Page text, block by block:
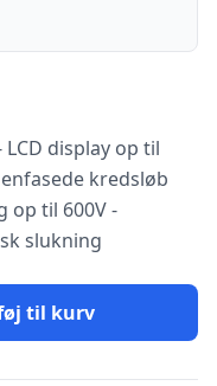
display op til
kredsløb
op til 600V -
slukning
til kurv